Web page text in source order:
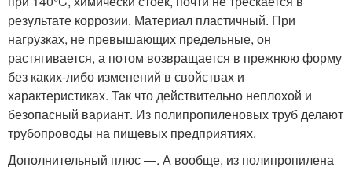
результате коррозии. Материал пластичный. При
нагрузках, не превышающих предельные, он
растягивается, а потом возвращается в прежнюю форму
без каких-либо изменений в свойствах и
характеристиках. Так что действительно неплохой и
безопасный вариант. Из полипропиленовых труб делают
трубопроводы на пищевых предприятиях.
Дополнительный плюс —. А вообще, из полипропилена